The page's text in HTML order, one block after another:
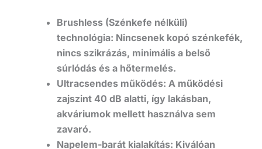
Brushless (Szénkefe nélküli)
technológia: Nincsenek kopó szénkefék,
nincs szikrázás, minimális a belső
súrlódás és a hőtermelés.
Ultracsendes működés: A működési
zajszint 40 dB alatti, így lakásban,
akváriumok mellett használva sem
zavaró.
Napelem-barát kialakítás: Kiválóan